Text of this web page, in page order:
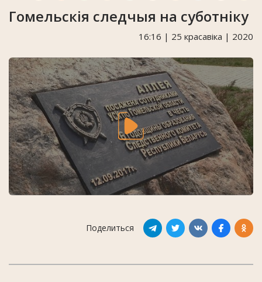
Гомельскія следчыя на суботніку
16:16 | 25 красавіка | 2020
Поделиться